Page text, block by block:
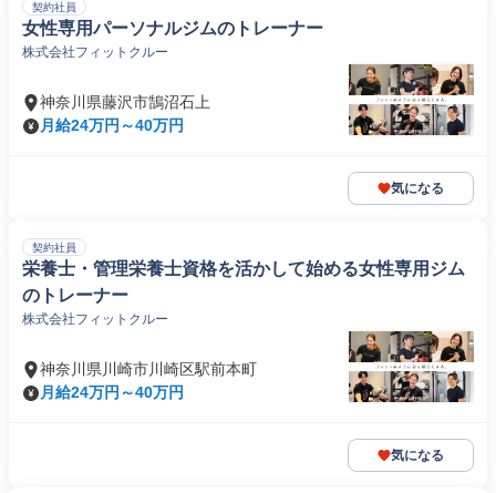
契約社員
女性専用パーソナルジムのトレーナー
株式会社フィットクルー
神奈川県藤沢市鵠沼石上
月給24万円～40万円
気になる
契約社員
栄養士・管理栄養士資格を活かして始める女性専用ジム
のトレーナー
株式会社フィットクルー
神奈川県川崎市川崎区駅前本町
月給24万円～40万円
気になる